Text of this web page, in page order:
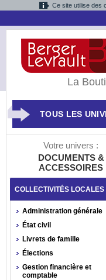
Ce site utilise des
La
TOUS LES
Votre univers :
DOCUMENTS &
ACCESSOIRES
COLLECTIVITÉS LOCALES
Administration générale
État civil
Livrets de famille
Élections
Gestion financière et
comptable